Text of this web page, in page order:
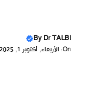
ByDr TALBI
On: الأربعاء, أكتوبر 1, 2025 11:59 مساءً